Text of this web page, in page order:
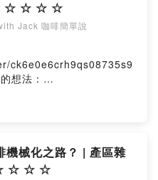
★ ☆ ☆ ☆ ☆
Jack 咖啡簡單說
ck6e0e6crh9qs08735s9
想法：
Firstory Hosting
機械化之路？ | 產區雜
☆ ☆ ☆ ☆